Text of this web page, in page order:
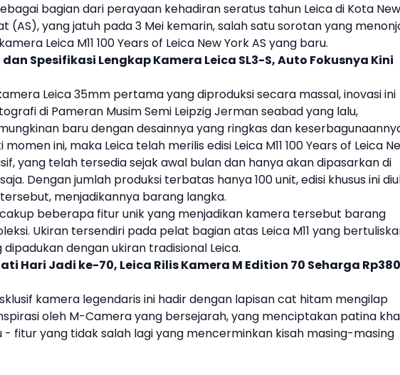
bagian dari perayaan kehadiran seratus tahun Leicadi Kota New
(AS), yang jatuh pada 3 Mei kemarin, salah satu sorotan yang
kamera Leica M11 100 Years of Leica New York AS yang baru.
Spesifikasi Lengkap Kamera Leica SL3-S, Auto Fokusnya Kini
Leica35mm pertama yang diproduksi secara massal, inovasi ini
di Pameran Musim Semi Leipzig Jerman seabad yang lalu,
baru dengan desainnya yang ringkas dan
momen ini, maka Leica telah merilis edisi Leica M11 100 Years of Leica
yang telah tersedia sejak awal bulan dan hanya akan dipasarkan di
Dengan jumlah produksi terbatas hanya 100 unit, edisi khusus ini
menjadikannya barang langka.
beberapa fitur unik yang menjadikan kamera tersebut barang
Ukiran tersendiri pada pelat bagian atas Leica M11 yang
dipadukan dengan ukiran tradisional Leica.
Hari Jadi ke-70, Leica Rilis Kamera M Edition 70 Seharga Rp380
kamera legendaris ini hadir dengan lapisan cat hitam mengilap
oleh M-Camera yang bersejarah, yang menciptakan patina
- fitur yang tidak salah lagi yang mencerminkan kisah masing-masing